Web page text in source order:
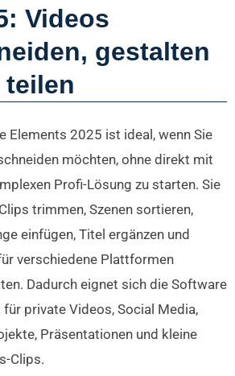
Videos
gestalten
teilen
Elements 2025 ist ideal, wenn Sie
möchten, ohne direkt mit
Profi-Lösung zu starten. Sie
trimmen, Szenen sortieren,
einfügen, Titel ergänzen und
verschiedene Plattformen
Dadurch eignet sich die Software
private Videos, Social Media,
Präsentationen und kleine
Clips.